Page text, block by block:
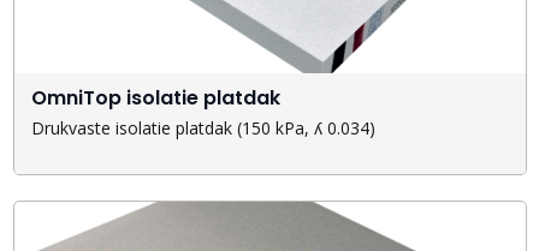
OmniTop isolatie platdak
Drukvaste isolatie platdak (150 kPa, ʎ 0.034)